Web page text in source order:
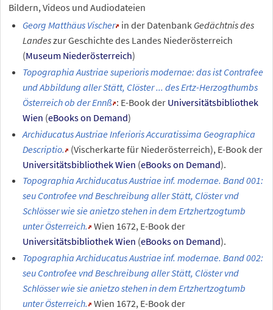
Bildern, Videos und Audiodateien
Georg Matthäus Vischer in der Datenbank Gedächtnis des
Landeszur Geschichte des Landes Niederösterreich
(Museum Niederösterreich)
Topographia Austriae superioris modernae: das ist Contrafee
und Abbildung aller Stätt, Clöster ... des Ertz-Herzogthumbs
Österreich ob der Ennß : E-Book der Universitätsbibliothek
Wien (eBooks on Demand)
Archiducatus Austriae Inferioris Accuratissima Geographica
Descriptio.
(Vischerkarte für Niederösterreich), E-Book der
Universitätsbibliothek Wien (eBooks on Demand).
Topographia Archiducatus Austriae inf. modernae. Band 001:
seu Controfee vnd Beschreibung aller Stätt, Clöster vnd
Schlösser wie sie anietzo stehen in dem Ertzhertzogtumb
unter Österreich. Wien 1672, E-Book der
Universitätsbibliothek Wien (eBooks on Demand).
Topographia Archiducatus Austriae inf. modernae. Band 002:
seu Controfee vnd Beschreibung aller Stätt, Clöster vnd
Schlösser wie sie anietzo stehen in dem Ertzhertzogtumb
unter Österreich. Wien 1672, E-Book der